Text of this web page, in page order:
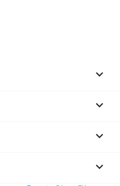



keyboard_arrow_down